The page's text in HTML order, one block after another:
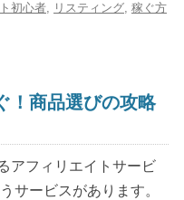
初心者, リスティング, 稼ぐ方
！商品選びの攻略
アフィリエイトサービ
サービスがあります。